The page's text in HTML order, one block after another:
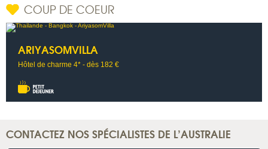
COUP DE COEUR
ARIYASOMVILLA
Hôtel de charme 4* - dès 182 €
CONTACTEZ NOS SPÉCIALISTES DE L’AUSTRALIE